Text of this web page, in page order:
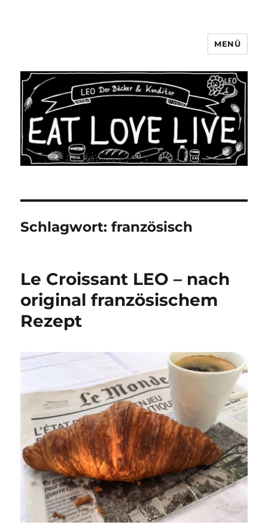
LEO Der Bäcker & Konditor
Aachen
MENÜ
Schlagwort:französisch
Le Croissant LEO – nach
original französischem
Rezept